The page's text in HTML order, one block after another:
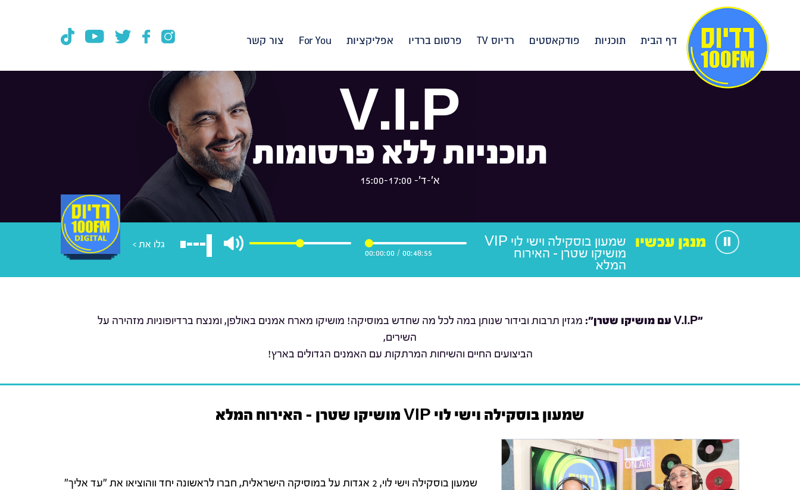
דף הבית תוכניות פודקאסטים רדיוס TV פרסום ברדיו אפליקציות For You צור קשר
V.I.P
תוכניות ללא פרסומות
א'-ד'- 15:00-17:00
גלו את >
00:48:55
/
00:00:00
מנגן עכשיו שמעון בוסקילה וישי לוי VIP
מושיקו שטרן - האירוח
המלא
"V.I.P עם מושיקו שטרן ": מגזין תרבות ובידור שנותן במה לכל מה שחדש במוסיקה! מושיקו מארח אמנים באולפן, ומנצח ברדיופוניות מזהירה על
השירים,
הביצועים החיים והשיחות המרתקות עם האמנים הגדולים בארץ!
שמעון בוסקילה וישי לוי VIP מושיקו שטרן - האירוח המלא
שמעון בוסקילה וישי לוי, 2 אגדות על במוסיקה הישראלית, חברו לראשונה יחד ווהוציאו את "עד אליך"